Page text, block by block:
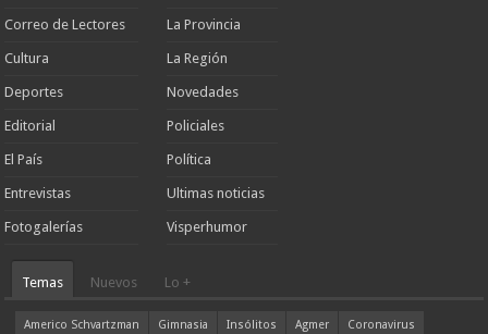
Correo de Lectores
Cultura
Deportes
Editorial
El País
Entrevistas
Fotogalerías
La Provincia
La Región
Novedades
Policiales
Política
Ultimas noticias
Visperhumor
Temas Nuevos Lo +
Americo Schvartzman Gimnasia Insólitos Agmer
Coronavirus